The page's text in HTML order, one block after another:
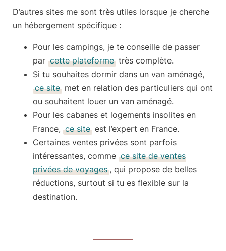
D’autres sites me sont très utiles lorsque je cherche
un hébergement spécifique :
Pour les campings, je te conseille de passer
par cette plateforme très complète.
Si tu souhaites dormir dans un van aménagé,
ce site met en relation des particuliers qui ont
ou souhaitent louer un van aménagé.
Pour les cabanes et logements insolites en
France, ce site est l’expert en France.
Certaines ventes privées sont parfois
intéressantes, comme ce site de ventes
privées de voyages , qui propose de belles
réductions, surtout si tu es flexible sur la
destination.